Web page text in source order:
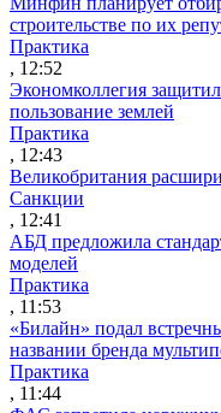
строительстве по их
Практика
, 12:52
Экономколлегия
пользование землей
Практика
, 12:43
Великобритания
Санкции
, 12:41
АБД предложила
моделей
Практика
, 11:53
«Билайн» подал
названии бренда
Практика
, 11:44